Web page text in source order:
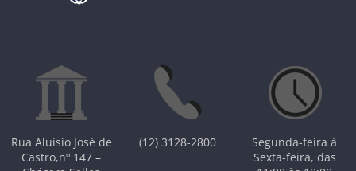
Rua Aluísio José de
Castro,nº 147 –
(12) 3128-2800
Segunda-feira à
Sexta-feira, das